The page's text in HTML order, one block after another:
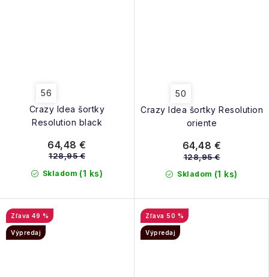
Crazy Idea šortky
Resolution black
56
Skladom (1 ks)
64,48 €
128,95 €
Crazy Idea šortky Resolution
oriente
50
Skladom (1 ks)
64,48 €
128,95 €
49 %
Výpredaj
50 %
Výpredaj